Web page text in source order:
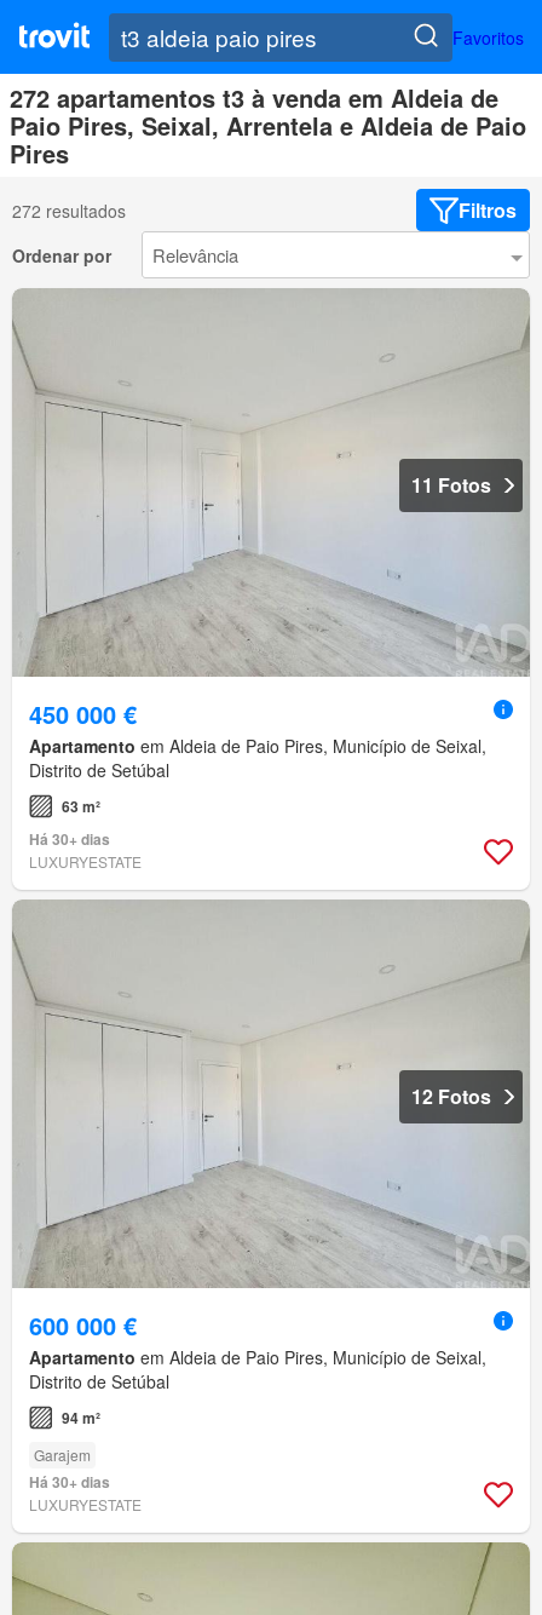
Favoritos
272 apartamentos t3 à venda em Aldeia de
Paio Pires, Seixal, Arrentela e Aldeia de Paio
Pires
272 resultados Filtros
Ordenar por
11 Fotos
450 000 €
Apartamento em Aldeia de Paio Pires, Município de Seixal,
Distrito de Setúbal
63 m²
Há 30+ dias
LUXURYESTATE
12 Fotos
600 000 €
Apartamento em Aldeia de Paio Pires, Município de Seixal,
Distrito de Setúbal
94 m²
Garajem
Há 30+ dias
LUXURYESTATE